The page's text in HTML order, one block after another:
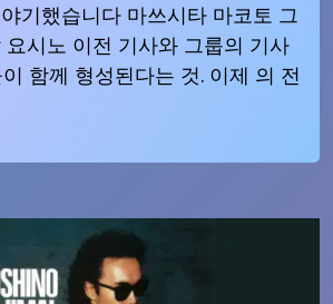
기했습니다 마쓰시타 마코토 그
시노 이전 기사와 그룹의 기사
함께 형성된다는 것. 이제 의 전